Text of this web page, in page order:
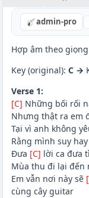
admin-pro
Hợp âm theo
Key (original): C →
Verse 1:
[C] Những bối rối
Nhưng thật ra em
Tại vì anh không
Rằng mình suy
Đưa [C] lời ca đưa
Mùa thu đi lại đến
Em vẫn nơi này sẽ
cùng cây guitar